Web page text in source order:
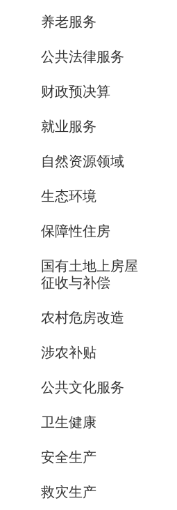
养老服务
公共法律服务
财政预决算
就业服务
自然资源领域
生态环境
保障性住房
国有土地上房屋
征收与补偿
农村危房改造
涉农补贴
公共文化服务
卫生健康
安全生产
救灾生产